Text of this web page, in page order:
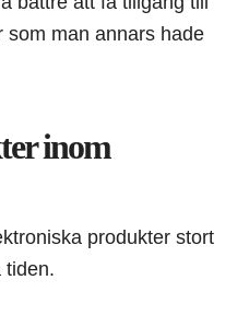
som man annars hade
inom
produkter stort
tiden.